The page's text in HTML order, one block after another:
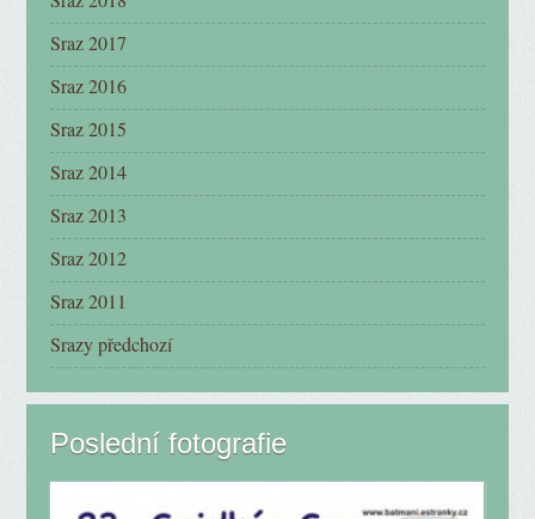
Sraz 2017
Sraz 2016
Sraz 2015
Sraz 2014
Sraz 2013
Sraz 2012
Sraz 2011
Srazy předchozí
Poslední fotografie